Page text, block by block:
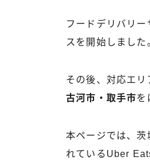
フードデリバリ
スを開始しました
その後、対応エ
古河市・取手市を
本ページでは、
れているUber